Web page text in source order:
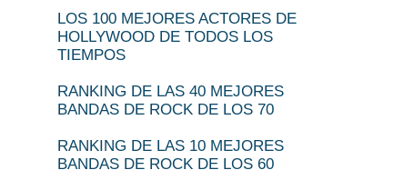
LOS 100 MEJORES ACTORES DE
HOLLYWOOD DE TODOS LOS
TIEMPOS
RANKING DE LAS 40 MEJORES
BANDAS DE ROCK DE LOS 70
RANKING DE LAS 10 MEJORES
BANDAS DE ROCK DE LOS 60